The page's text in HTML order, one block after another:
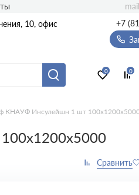
10, офис
+7
0 0
КНАУФ Инсулейшн 1 шт